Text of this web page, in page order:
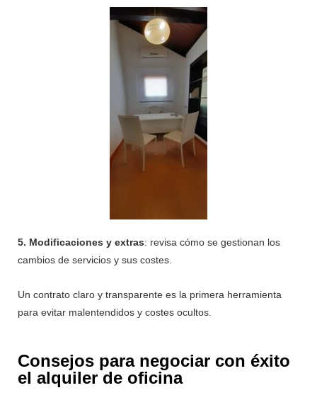
5. Modificaciones y extras: revisa cómo se gestionan los
cambios de servicios y sus costes.
Un contrato claro y transparente es la primera herramienta
para evitar malentendidos y costes ocultos.
Consejos para negociar con éxito
el alquiler de oficina